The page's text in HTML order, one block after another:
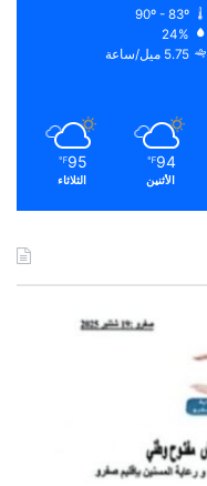
90º - 83º
24%
5.75 ميل/ساعة
94
℉
الأثنين
95
℉
الثلاثاء